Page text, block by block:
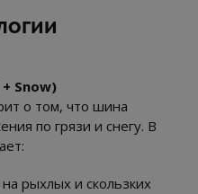
Snow)
о том, что шина
по грязи и снегу. В
рыхлых и скользких